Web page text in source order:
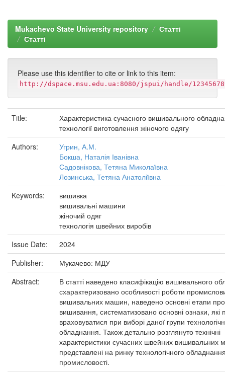
Mukachevo State University repository
Статті
Статті
Please use this identifier to cite or link to this item:
http://dspace.msu.edu.ua:8080/jspui/handle/
Title:
Характеристика сучасного вишивального
технології виготовлення жіночого одягу
Authors:
Угрин, А.М.
Бокша, Наталія Іванівна
Садовнікова, Тетяна Миколаївна
Лозинська, Тетяна Анатоліївна
Keywords:
вишивка
вишивальні машини
жіночий одяг
технологія швейних виробів
Issue Date:
2024
Publisher:
Мукачево: МДУ
Abstract:
В статті наведено класифікацію вишивального
схарактеризовано особливості роботи
вишивальних машин, наведено основні етапи
вишивання, систематизовано основні ознаки, які
враховуватися при виборі даної групи
обладнання. Також детально розглянуто технічні
характеристики сучасних швейних вишивальних
представлені на ринку технологічного
промисловості.